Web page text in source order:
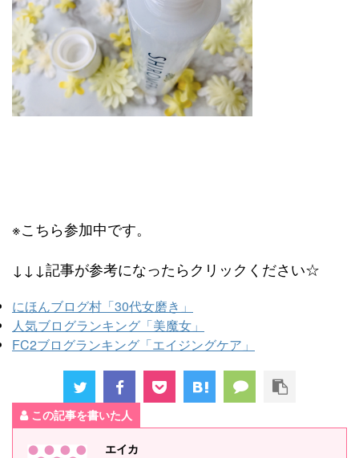
※こちら参加中です。
↓↓↓記事が参考になったらクリックください☆
にほんブログ村「30代女磨き」
人気ブログランキング「美魔女」
FC2ブログランキング「エイジングケア」
この記事を書いた人
エイカ